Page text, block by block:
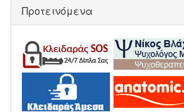
Προτεινόμενα